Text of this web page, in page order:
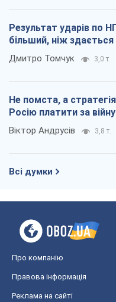
Результат ударів по
більший, ніж здається
Дмитро Томчук 3,0 т.
Не помста, а
Росію платити за війну
Віктор Андрусів 3,8 т.
Всі думки
Про компанію
Правова інформація
Реклама на сайті